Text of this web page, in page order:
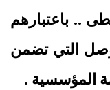
.. باعتبارهم
التي تضمن
المؤسسية .